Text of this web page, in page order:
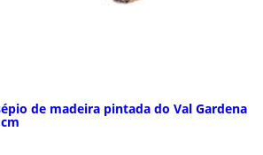
de madeira pintada do Val Gardena